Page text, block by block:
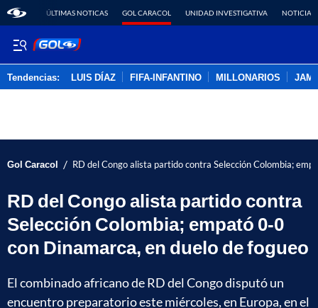
ÚLTIMAS NOTICAS GOL CARACOL UNIDAD INVESTIGATIVA NOTICIAS
Tendencias: LUIS DÍAZ FIFA-INFANTINO MILLONARIOS
Gol Caracol / RD del Congo alista partido contra Selección Colombia;
RD del Congo alista partido contra
Selección Colombia; empató 0-0
con Dinamarca, en duelo de fogueo
El combinado africano de RD del Congo disputó un
encuentro preparatorio este miércoles, en Europa, en el